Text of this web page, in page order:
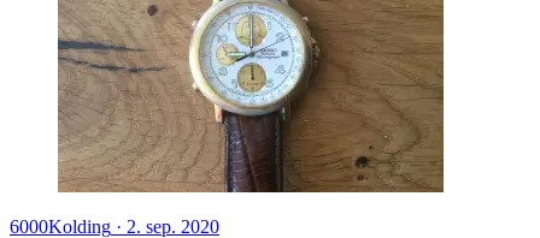
6000Kolding · 2. sep. 2020